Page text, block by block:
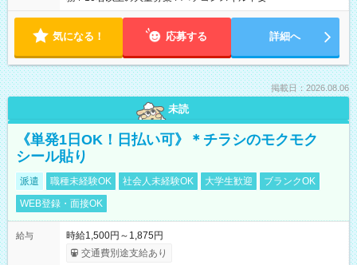
気になる！ 応募する 詳細へ
掲載日：2026.08.06
未読
《単発1日OK！日払い可》＊チラシのモクモク
シール貼り
派遣 職種未経験OK 社会人未経験OK 大学生歓迎
ブランクOK
WEB登録・面接OK
給与
時給1,500円～1,875円
交通費別途支給あり